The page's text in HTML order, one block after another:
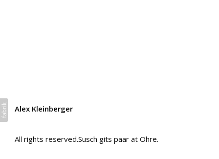
Alex Kleinberger
All rights reserved.Susch gits paar at Ohre.